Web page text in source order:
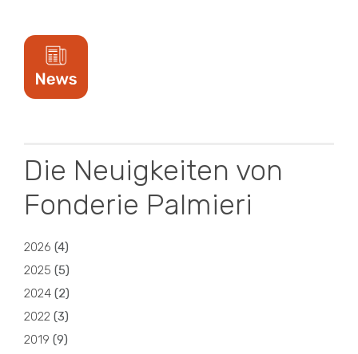
Die Neuigkeiten von
Fonderie Palmieri
2026 (4)
2025 (5)
2024 (2)
2022 (3)
2019 (9)